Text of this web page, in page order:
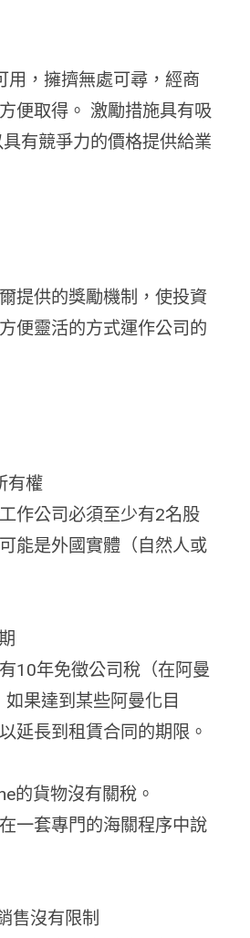
用，擁擠無處可尋，經商
便取得。 激勵措施具有吸
有競爭力的價格提供給業
提供的獎勵機制，使投資
便靈活的方式運作公司的
有權
作公司必須至少有2名股
能是外國實體（自然人或
10年免徵公司稅（在阿曼
果達到某些阿曼化目
延長到租賃合同的期限。
的貨物沒有關稅。
一套專門的海關程序中說
售沒有限制